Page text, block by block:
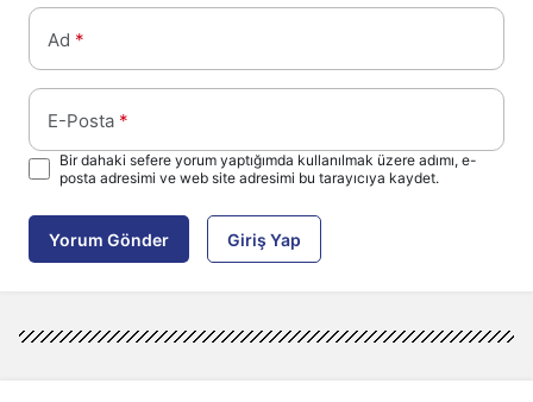
Ad *
E-Posta *
Bir dahaki sefere yorum yaptığımda kullanılmak üzere adımı, e-
posta adresimi ve web site adresimi bu tarayıcıya kaydet.
Yorum Gönder Giriş Yap